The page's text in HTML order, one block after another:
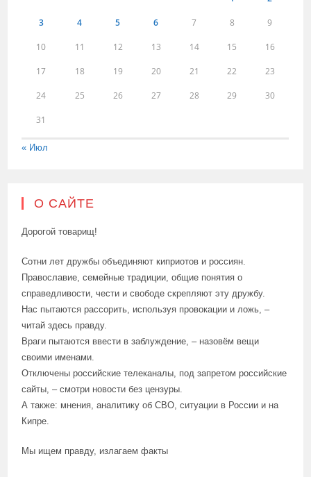
3 4 5 6 7 8 9
10 11 12 13 14 15 16
17 18 19 20 21 22 23
24 25 26 27 28 29 30
31
« Июл
О САЙТЕ
Дорогой товарищ!
Сотни лет дружбы объединяют киприотов и россиян.
Православие, семейные традиции, общие понятия о
справедливости, чести и свободе скрепляют эту дружбу.
Нас пытаются рассорить, используя провокации и ложь, –
читай здесь правду.
Враги пытаются ввести в заблуждение, – назовём вещи
своими именами.
Отключены российские телеканалы, под запретом российские
сайты, – смотри новости без цензуры.
А также: мнения, аналитику об СВО, ситуации в России и на
Кипре.
Мы ищем правду, излагаем факты